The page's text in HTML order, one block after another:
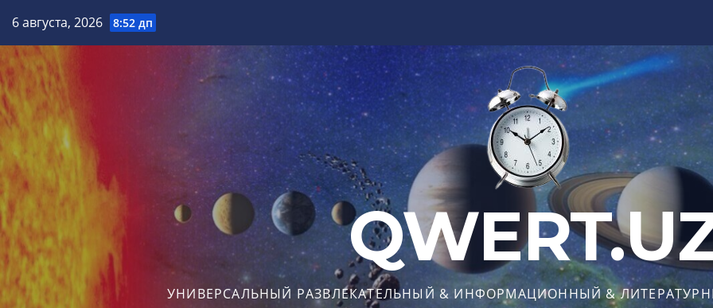
содержимому
6 августа, 2026 8:52 дп
УНИВЕРСАЛЬНЫЙ РАЗВЛЕКАТЕЛЬНЫЙ & ИНФОРМАЦИОННЫЙ &